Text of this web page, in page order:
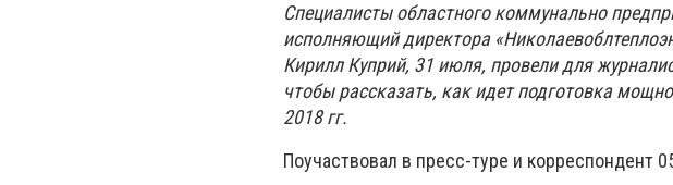
Специалисты областного коммунально
исполняющий директора
Кирилл Куприй, 31 июля, провели для
чтобы рассказать, как идет подготовка
2018 гг.
Поучаствовал в пресс-туре и корреспондент